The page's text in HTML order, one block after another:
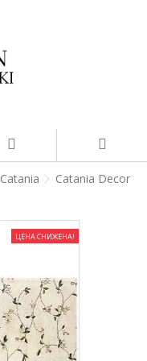
Catania
Catania Decor
ЦЕНА СНИЖЕНА!